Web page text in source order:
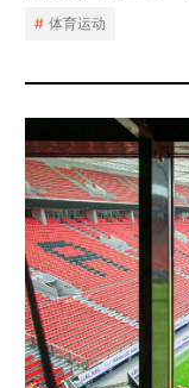
体育运动